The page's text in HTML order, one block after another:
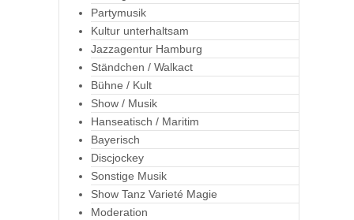
Partymusik
Kultur unterhaltsam
Jazzagentur Hamburg
Ständchen / Walkact
Bühne / Kult
Show / Musik
Hanseatisch / Maritim
Bayerisch
Discjockey
Sonstige Musik
Show Tanz Varieté Magie
Moderation